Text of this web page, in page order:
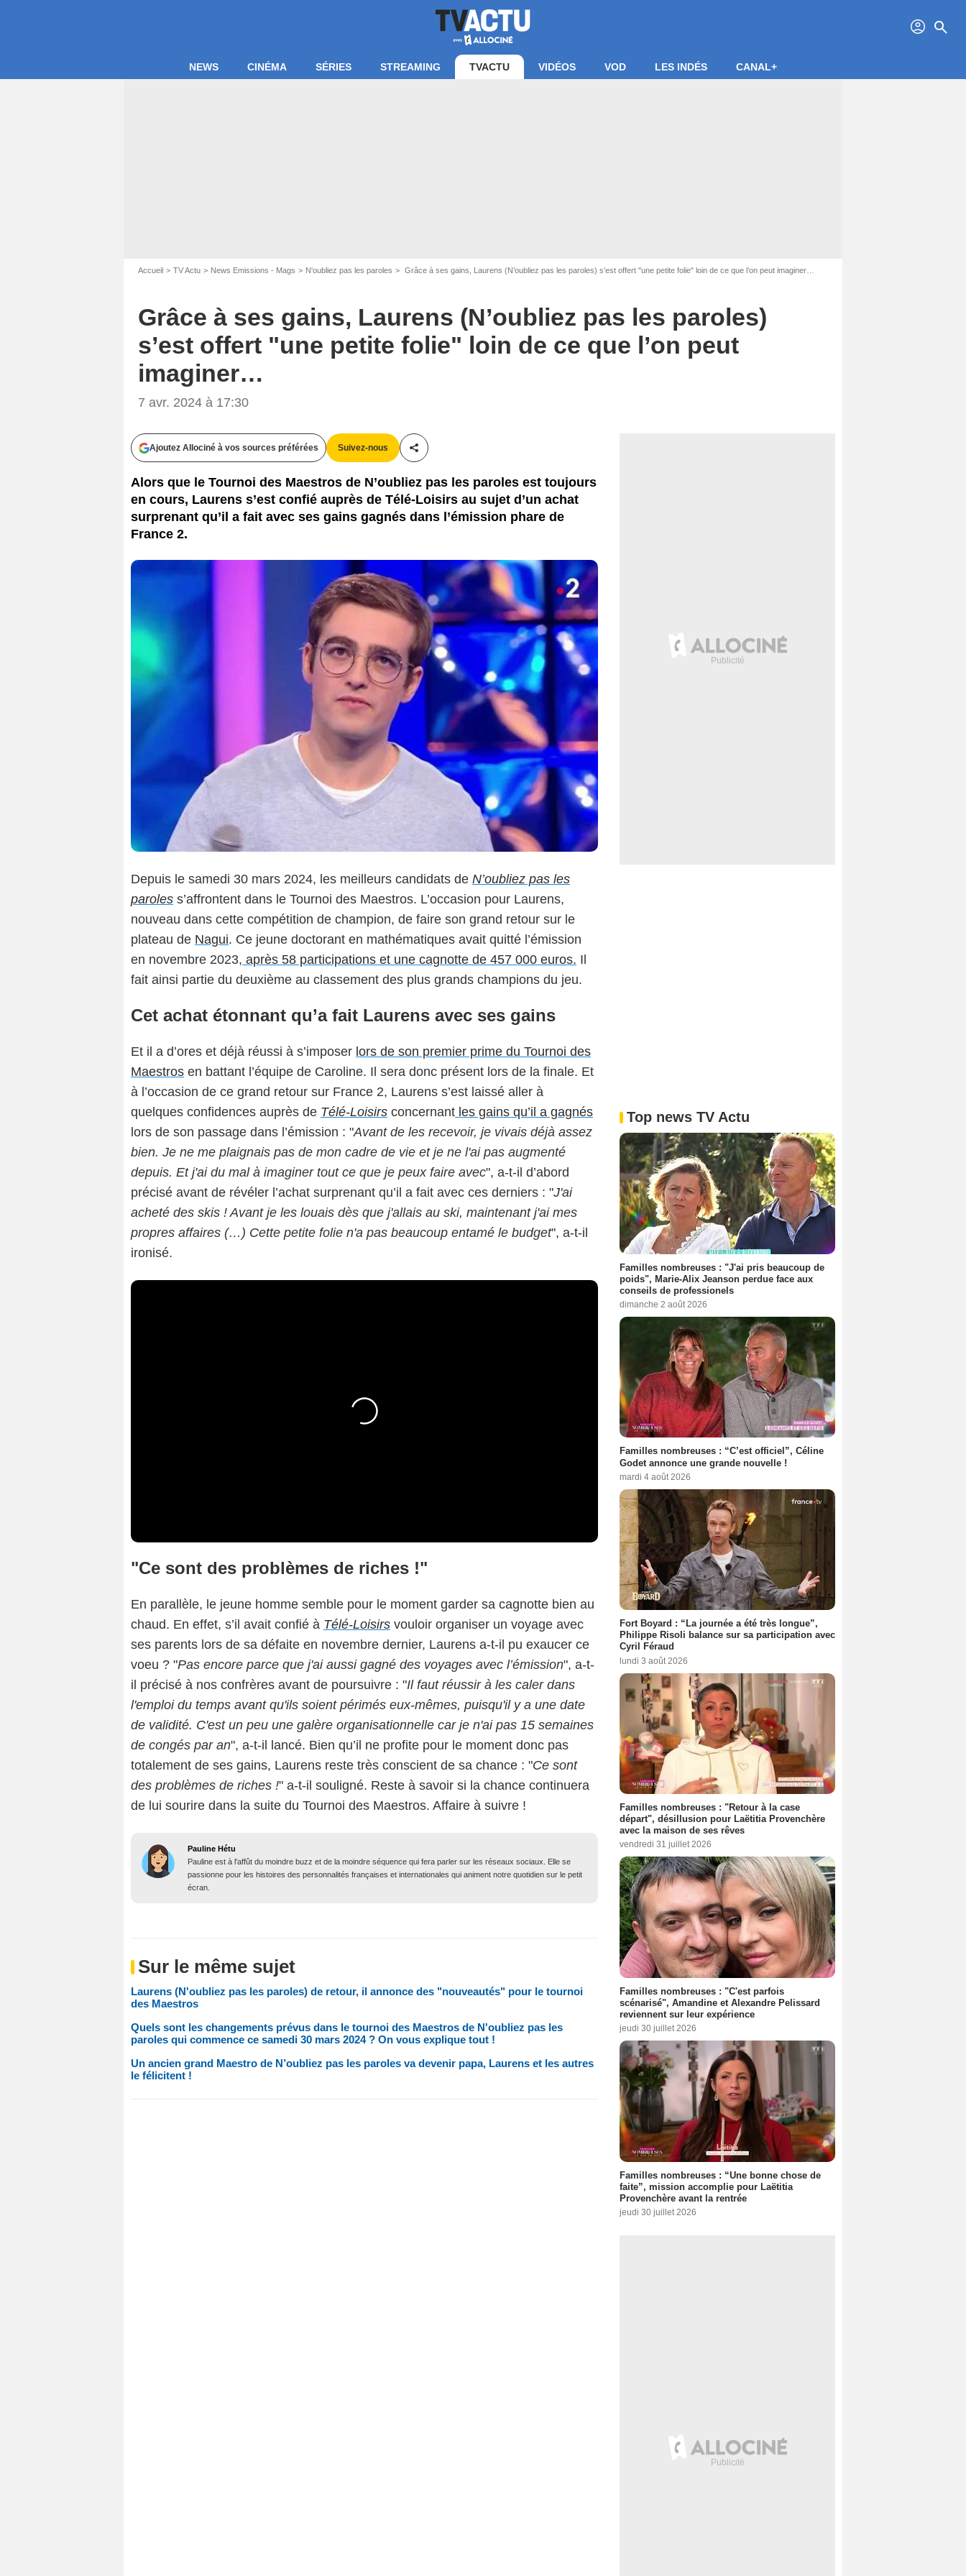
profil search
NEWS CINÉMA SÉRIES STREAMING TVACTU VIDÉOS VOD LES INDÉS CANAL+
Accueil TV Actu News Emissions - Mags N'oubliez pas les paroles Grâce à ses gains, Laurens (N’oubliez pas les paroles) s’est offert "une petite folie" loin de ce que l’on peut imaginer…
Grâce à ses gains, Laurens (N’oubliez pas les paroles)
s’est offert "une petite folie" loin de ce que l’on peut
imaginer…
7 avr. 2024 à 17:30
Ajoutez Allociné à vos sources préférées Suivez-nous
Partager cet article
Alors que le Tournoi des Maestros de N’oubliez pas les paroles est toujours
en cours, Laurens s’est confié auprès de Télé-Loisirs au sujet d’un achat
surprenant qu’il a fait avec ses gains gagnés dans l’émission phare de
France 2.
Capture d'écran France 2
Depuis le samedi 30 mars 2024, les meilleurs candidats de N’oubliez pas les
paroles s’affrontent dans le Tournoi des Maestros. L’occasion pour Laurens,
nouveau dans cette compétition de champion, de faire son grand retour sur le
plateau de Nagui. Ce jeune doctorant en mathématiques avait quitté l’émission
en novembre 2023, après 58 participations et une cagnotte de 457 000 euros. Il
fait ainsi partie du deuxième au classement des plus grands champions du jeu.
Cet achat étonnant qu’a fait Laurens avec ses gains
Et il a d’ores et déjà réussi à s’imposer lors de son premier prime du Tournoi des
Maestros en battant l’équipe de Caroline. Il sera donc présent lors de la finale. Et
à l’occasion de ce grand retour sur France 2, Laurens s’est laissé aller à
quelques confidences auprès de Télé-Loisirs concernant les gains qu’il a gagnés
lors de son passage dans l’émission : "Avant de les recevoir, je vivais déjà assez
bien. Je ne me plaignais pas de mon cadre de vie et je ne l'ai pas augmenté
depuis. Et j'ai du mal à imaginer tout ce que je peux faire avec", a-t-il d’abord
précisé avant de révéler l’achat surprenant qu’il a fait avec ces derniers : "J'ai
acheté des skis ! Avant je les louais dès que j'allais au ski, maintenant j'ai mes
propres affaires (…) Cette petite folie n'a pas beaucoup entamé le budget", a-t-il
ironisé.
"Ce sont des problèmes de riches !"
En parallèle, le jeune homme semble pour le moment garder sa cagnotte bien au
chaud. En effet, s’il avait confié à Télé-Loisirs vouloir organiser un voyage avec
ses parents lors de sa défaite en novembre dernier, Laurens a-t-il pu exaucer ce
voeu ? "Pas encore parce que j'ai aussi gagné des voyages avec l’émission", a-t-
il précisé à nos confrères avant de poursuivre : "Il faut réussir à les caler dans
l'emploi du temps avant qu'ils soient périmés eux-mêmes, puisqu'il y a une date
de validité. C'est un peu une galère organisationnelle car je n'ai pas 15 semaines
de congés par an", a-t-il lancé. Bien qu’il ne profite pour le moment donc pas
totalement de ses gains, Laurens reste très conscient de sa chance : "Ce sont
des problèmes de riches !" a-t-il souligné. Reste à savoir si la chance continuera
de lui sourire dans la suite du Tournoi des Maestros. Affaire à suivre !
Pauline Hétu
Pauline est à l'affût du moindre buzz et de la moindre séquence qui fera parler sur les réseaux sociaux. Elle se
passionne pour les histoires des personnalités françaises et internationales qui animent notre quotidien sur le petit
écran.
Sur le même sujet
Laurens (N'oubliez pas les paroles) de retour, il annonce des "nouveautés" pour le tournoi
des Maestros
Quels sont les changements prévus dans le tournoi des Maestros de N'oubliez pas les
paroles qui commence ce samedi 30 mars 2024 ? On vous explique tout !
Un ancien grand Maestro de N’oubliez pas les paroles va devenir papa, Laurens et les autres
le félicitent !
Top news TV Actu
Familles nombreuses : "J'ai pris beaucoup de
poids", Marie-Alix Jeanson perdue face aux
conseils de professionels
dimanche 2 août 2026
Familles nombreuses : “C’est officiel”, Céline
Godet annonce une grande nouvelle !
mardi 4 août 2026
Fort Boyard : “La journée a été très longue”,
Philippe Risoli balance sur sa participation avec
Cyril Féraud
lundi 3 août 2026
Familles nombreuses : "Retour à la case
départ", désillusion pour Laëtitia Provenchère
avec la maison de ses rêves
vendredi 31 juillet 2026
Familles nombreuses : "C'est parfois
scénarisé", Amandine et Alexandre Pelissard
reviennent sur leur expérience
jeudi 30 juillet 2026
Familles nombreuses : “Une bonne chose de
faite”, mission accomplie pour Laëtitia
Provenchère avant la rentrée
jeudi 30 juillet 2026